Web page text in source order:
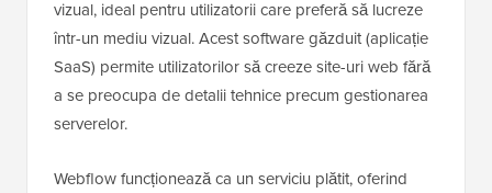
vizual, ideal pentru utilizatorii care preferă să lucreze
într-un mediu vizual. Acest software găzduit (aplicație
SaaS) permite utilizatorilor să creeze site-uri web fără
a se preocupa de detalii tehnice precum gestionarea
serverelor.
Webflow funcționează ca un serviciu plătit, oferind